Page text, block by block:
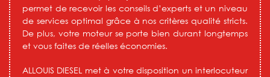
permet de recevoir les conseils d’experts et un niveau
de services optimal grâce à nos critères qualité stricts.
De plus, votre moteur se porte bien durant longtemps
et vous faites de réelles économies.
ALLOUIS DIESEL met à votre disposition un interlocuteur